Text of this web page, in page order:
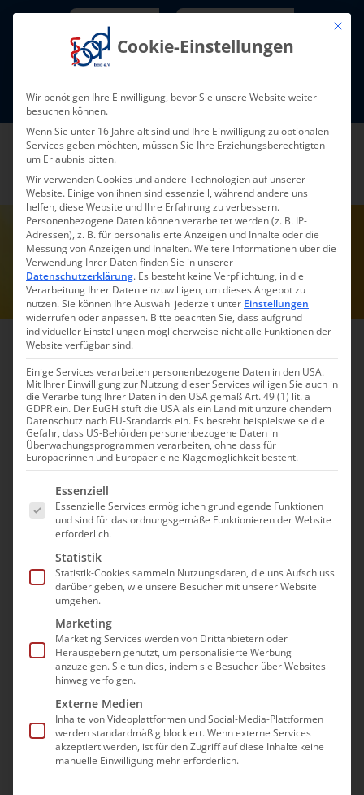
Skip
Fort- und Weiterbildung I Termine
bad-Broschüre
Ambulante Intensiv-
und Beatmungspflege
„Ambulante Intensiv- und Beatmungs-
pflege“ ist eine große Herausforderung
bei der Pflege eines pflegebedürftigen
ten wir Ihnen einen Überblick über die
Voraussetzungen, relevante gesetzliche
urteile verschaffen, die bei der Gründung
und beim Betrieb einer ambulanten In-
Weitere Informationen
Einzelverhandlungen
für ambulante
Intensivpflegedienste
Neben den hauptamtlichen Mitarbeitern steht
Ihnen bei betriebswirtschaftlichen Fragen auf
Wunsch ein breites Netzwerk von Experten
und Fachleuten zur Seite, mit dem für jede
Situation fachübergreifend persönliche
Lösungen erarbeitet werden können. Unsere
Kooperationspartner unterstützen Sie gerne
bei individuellen Einzelverhandlungen,
Unternehmens- und Immobilienbewertungen,
Betriebsübergängen und
Unternehmensnachfolgeregelungen, Bedarfs-
und Standortanalysen, Fragen des
Finanzmanagements und vielem mehr.
Mit
Cookie-Einstellungen
Wir benötigen Ihre Einwilligung, bevor Sie unsere Website weiter
besuchen können.
Wenn Sie unter 16 Jahre alt sind und Ihre Einwilligung zu optionalen
Services geben möchten, müssen Sie Ihre Erziehungsberechtigten
um Erlaubnis bitten.
Wir verwenden Cookies und andere Technologien auf unserer
Website. Einige von ihnen sind essenziell, während andere uns
helfen, diese Website und Ihre Erfahrung zu verbessern.
Personenbezogene Daten können verarbeitet werden (z. B. IP-
Adressen), z. B. für personalisierte Anzeigen und Inhalte oder die
Messung von Anzeigen und Inhalten.Weitere Informationen über die
Verwendung Ihrer Daten finden Sie in unserer
Datenschutzerklärung. Es besteht keine Verpflichtung, in die
Verarbeitung Ihrer Daten einzuwilligen, um dieses Angebot zu
nutzen.Sie können Ihre Auswahl jederzeit unter Einstellungen
widerrufen oder anpassen. Bitte beachten Sie, dass aufgrund
individueller Einstellungen möglicherweise nicht alle Funktionen der
Website verfügbar sind.
Einige Services verarbeiten personenbezogene Daten in den USA.
Mit Ihrer Einwilligung zur Nutzung dieser Services willigen Sie auch in
die Verarbeitung Ihrer Daten in den USA gemäß Art. 49 (1) lit. a
GDPR ein. Der EuGH stuft die USA als ein Land mit unzureichendem
Datenschutz nach EU-Standards ein. Es besteht beispielsweise die
Gefahr, dass US-Behörden personenbezogene Daten in
Überwachungsprogrammen verarbeiten, ohne dass für
Europäerinnen und Europäer eine Klagemöglichkeit besteht.
Es folgt eine Liste der Service-Gruppen, für die
Essenziell
Essenzielle Services ermöglichen grundlegende Funktionen
und sind für das ordnungsgemäße Funktionieren der Website
erforderlich.
Statistik
Statistik-Cookies sammeln Nutzungsdaten, die uns Aufschluss
darüber geben, wie unsere Besucher mit unserer Website
umgehen.
Marketing
Marketing Services werden von Drittanbietern oder
Herausgebern genutzt, um personalisierte Werbung
anzuzeigen. Sie tun dies, indem sie Besucher über Websites
hinweg verfolgen.
Externe Medien
Inhalte von Videoplattformen und Social-Media-Plattformen
werden standardmäßig blockiert. Wenn externe Services
akzeptiert werden, ist für den Zugriff auf diese Inhalte keine
manuelle Einwilligung mehr erforderlich.